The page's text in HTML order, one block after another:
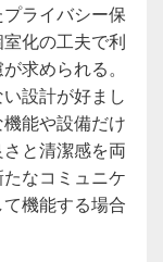
ライバシー保
化の工夫で利
求められる。
設計が好まし
能や設備だけ
と清潔感を両
なコミュニケ
機能する場合